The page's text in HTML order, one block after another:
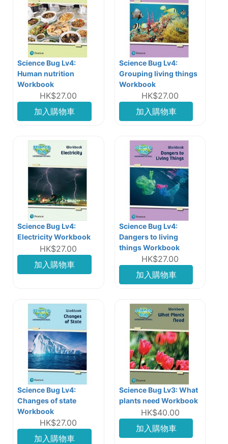
Science Bug Lv4:
Human nutrition
Workbook
HK$27.00
加入購物車
Science Bug Lv4:
Grouping living things
Workbook
HK$27.00
加入購物車
Science Bug Lv4:
Electricity Workbook
HK$27.00
加入購物車
Science Bug Lv4:
Dangers to living
things Workbook
HK$27.00
加入購物車
Science Bug Lv4:
Changes of state
Workbook
HK$27.00
加入購物車
Science Bug Lv3: What
plants need Workbook
HK$40.00
加入購物車